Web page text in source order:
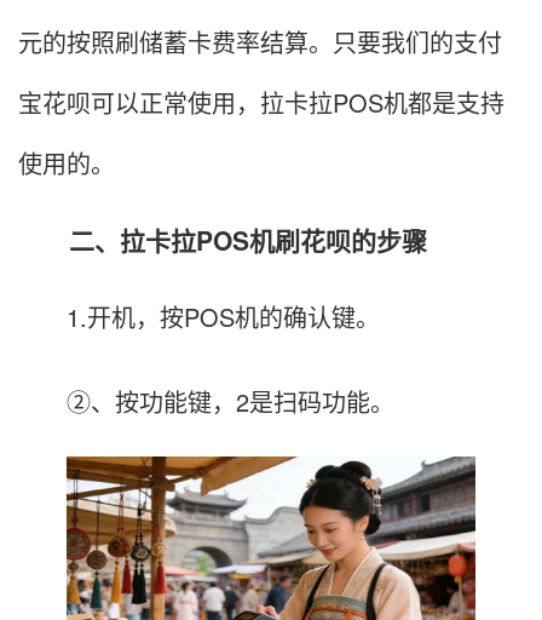
元的按照刷储蓄卡费率结算。只要我们的支付
宝花呗可以正常使用，拉卡拉POS机都是支持
使用的。
二、拉卡拉POS机刷花呗的步骤
1.开机，按POS机的确认键。
②、按功能键，2是扫码功能。